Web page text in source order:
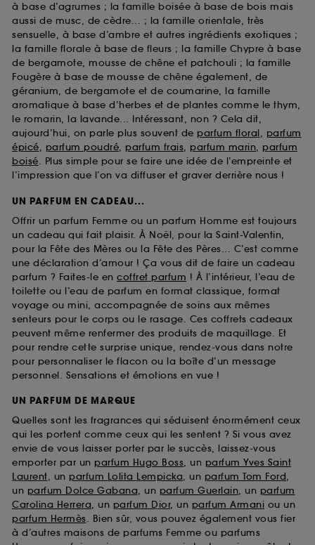
à base d’agrumes ; la famille boisée à base de bois mais
aussi de musc, de cèdre... ; la famille orientale, très
sensuelle, à base d’ambre et autres ingrédients exotiques ;
la famille florale à base de fleurs ; la famille Chypre à base
de bergamote, mousse de chêne et patchouli ; la famille
Fougère à base de mousse de chêne également, de
géranium, de bergamote et de coumarine, la famille
aromatique à base d’herbes et de plantes comme le thym,
le romarin, la lavande... Intéressant, non ? Cela dit,
aujourd’hui, on parle plus souvent de parfum floral, parfum
épicé, parfum poudré, parfum frais, parfum marin, parfum
boisé. Plus simple pour se faire une idée de l’empreinte et
l’impression que l’on va diffuser et graver derrière nous !
UN PARFUM EN CADEAU...
Offrir un parfum Femme ou un parfum Homme est toujours
un cadeau qui fait plaisir. À Noël, pour la Saint-Valentin,
pour la Fête des Mères ou la Fête des Pères... C’est comme
une déclaration d’amour ! Ça vous dit de faire un cadeau
parfum ? Faites-le en coffret parfum ! À l’intérieur, l’eau de
toilette ou l’eau de parfum en format classique, format
voyage ou mini, accompagnée de soins aux mêmes
senteurs pour le corps ou le rasage. Ces coffrets cadeaux
peuvent même renfermer des produits de maquillage. Et
pour rendre cette surprise unique, rendez-vous dans notre
pour personnaliser le flacon ou la boîte d’un message
personnel. Sensations et émotions en vue !
UN PARFUM DE MARQUE
Quelles sont les fragrances qui séduisent énormément ceux
qui les portent comme ceux qui les sentent ? Si vous avez
envie de vous laisser porter par le succès, laissez-vous
emporter par un parfum Hugo Boss, un parfum Yves Saint
Laurent, un parfum Lolita Lempicka, un parfum Tom Ford,
un parfum Dolce Gabana, un parfum Guerlain, un parfum
Carolina Herrera, un parfum Dior, un parfum Armani ou un
parfum Hermès. Bien sûr, vous pouvez également vous fier
à d’autres maisons de parfums Femme ou parfums